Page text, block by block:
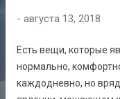
- августа 13, 2018
Есть вещи, которые
нормально,
каждодневно, но